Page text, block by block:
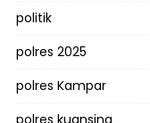
politik
polres 2025
polres Kampar
polres kuansing